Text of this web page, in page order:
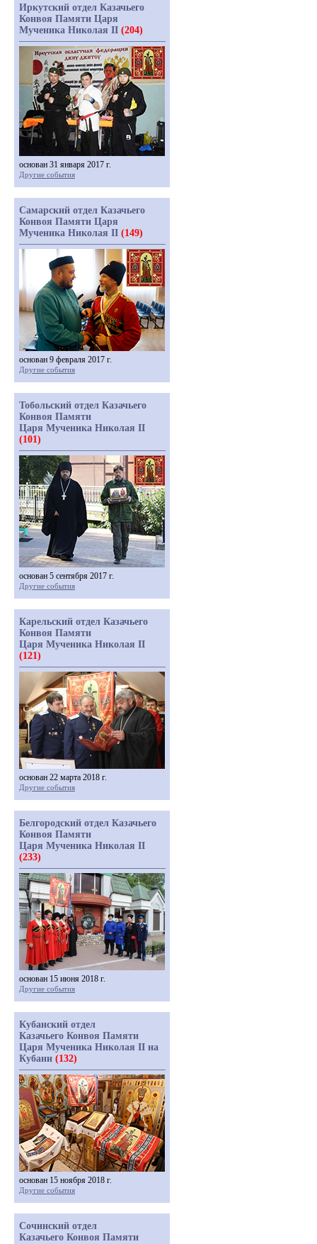
Иркутский отдел Казачьего
Конвоя Памяти Царя
Мученика Николая II (204)
основан 31 января 2017 г.
Другие события
Самарский отдел Казачьего
Конвоя Памяти Царя
Мученика Николая II (149)
основан 9 февраля 2017 г.
Другие события
Тобольский отдел Казачьего
Конвоя Памяти
Царя Мученика Николая II
(101)
основан 5 сентября 2017 г.
Другие события
Карельский отдел Казачьего
Конвоя Памяти
Царя Мученика Николая II
(121)
основан 22 марта 2018 г.
Другие события
Белгородский отдел Казачьего
Конвоя Памяти
Царя Мученика Николая II
(233)
основан 15 июня 2018 г.
Другие события
Кубанский отдел
Казачьего Конвоя Памяти
Царя Мученика Николая II на
Кубани (132)
основан 15 ноября 2018 г.
Другие события
Сочинский отдел
Казачьего Конвоя Памяти